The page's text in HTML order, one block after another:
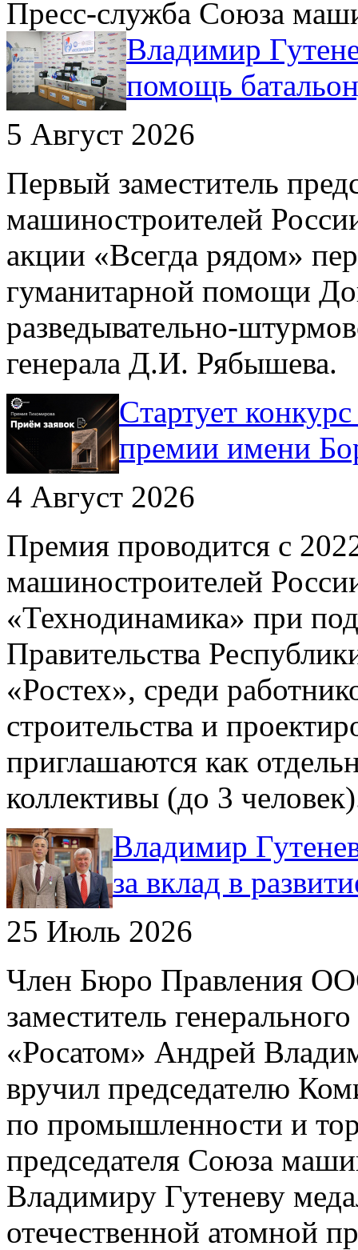
Пресс-служба Союза
Владимир
помощь
5 Август 2026
Первый заместитель
машиностроителей
акции «Всегда рядом»
гуманитарной помощи
разведывательно-
генерала Д.И. Рябышева.
Cтартует
премии имени
4 Август 2026
Премия проводится с
машиностроителей
«Технодинамика» при
Правительства
«Ростех», среди
строительства и
приглашаются как
коллективы (до 3
Владимир
за вклад в
25 Июль 2026
Член Бюро Правления
заместитель
«Росатом» Андрей
вручил председателю
по промышленности и
председателя Союза
Владимиру Гутеневу
отечественной атомной